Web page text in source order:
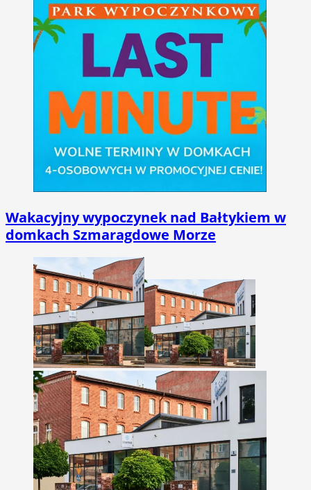
Wakacyjny wypoczynek nad Bałtykiem w
domkach Szmaragdowe Morze